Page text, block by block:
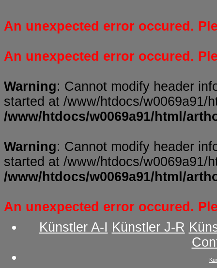
An unexpected error occured.
An unexpected error occured.
Warning: Cannot modify header
started at /www/htdocs/w0069a91/
/www/htdocs/w0069a91/html/
Warning: Cannot modify header
started at /www/htdocs/w0069a91/
/www/htdocs/w0069a91/html/
An unexpected error occured.
Künstler A-I Künstler J-R